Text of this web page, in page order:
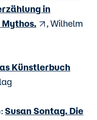
in
Mythos.
, Wilhelm
Künstlerbuch
Susan Sontag. Die